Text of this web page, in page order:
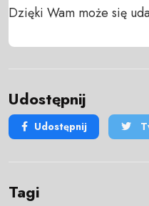
Dzięki Wam może się
Udostępnij
Udostępnij
Tagi